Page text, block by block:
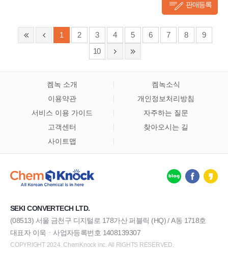
판매등록
1 2 3 4 5 6 7 8
9
10
켐녹 소개
켐녹소식
이용약관
개인정보처리방침
서비스 이용 가이드
자주하는 질문
고객센터
찾아오시는 길
사이트맵
SEKI CONVERTECH LTD.
(08513) 서울 금천구 디지털로 178가산 퍼블릭 (HQ) / A동 1718호
대표자 이욱ㆍ사업자등록번호 1408139307
COPYRIGHT 2024. ChemKnock inc. All RIGHTS RESERVED.